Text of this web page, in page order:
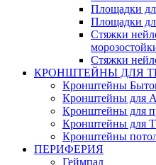
Площадки
Площадки
Стяжки
Стяжки
КРОНШТЕЙНЫ ДЛЯ
Кронштейны
Кронштейны для
Кронштейны для
Кронштейны для
Кронштейны
ПЕРИФЕРИЯ
Геймпад